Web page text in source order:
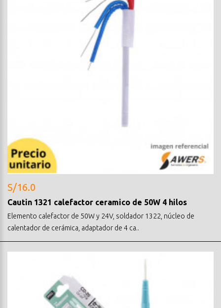
S/16.0
Cautin 1321 calefactor ceramico de 50W 4 hilos
Elemento calefactor de 50W y 24V, soldador 1322, núcleo de
calentador de cerámica, adaptador de 4 ca..